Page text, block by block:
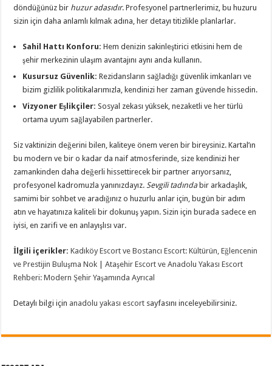
döndüğünüz bir huzur adasıdır. Profesyonel partnerlerimiz, bu huzuru
sizin için daha anlamlı kılmak adına, her detayı titizlikle planlarlar.
Sahil Hattı Konforu: Hem denizin sakinleştirici etkisini hem de
şehir merkezinin ulaşım avantajını aynı anda kullanın.
Kusursuz Güvenlik: Rezidansların sağladığı güvenlik imkanları ve
bizim gizlilik politikalarımızla, kendinizi her zaman güvende hissedin.
Vizyoner Eşlikçiler: Sosyal zekası yüksek, nezaketli ve her türlü
ortama uyum sağlayabilen partnerler.
Siz vaktinizin değerini bilen, kaliteye önem veren bir bireysiniz. Kartal’ın
bu modern ve bir o kadar da naif atmosferinde, size kendinizi her
zamankinden daha değerli hissettirecek bir partner arıyorsanız,
profesyonel kadromuzla yanınızdayız. Sevgili tadındabir arkadaşlık,
samimi bir sohbet ve aradığınız o huzurlu anlar için, bugün bir adım
atın ve hayatınıza kaliteli bir dokunuş yapın. Sizin için burada sadece en
iyisi, en zarifi ve en anlayışlısı var.
İlgili içerikler: Kadıköy Escort ve Bostancı Escort: Kültürün, Eğlencenin
ve Prestijin Buluşma Nok |Ataşehir Escort ve Anadolu Yakası Escort
Rehberi: Modern Şehir Yaşamında Ayrıcal
Detaylı bilgi için anadolu yakası escort sayfasını inceleyebilirsiniz.